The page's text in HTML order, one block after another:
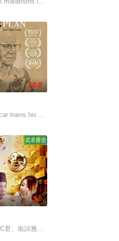
发双方家庭冲突，李父打工凑彩礼重
机是被收购，空降新上司竟是自己
10.0
trains his disabled son Billy in grocery
果进入了一个充满冒险、谎言和爱
完的作品并将其完成。
颂了小人物坚守本心、扎根生活的
3.0
C君、衛詩雅、夏尉喻（Barbie）及勞